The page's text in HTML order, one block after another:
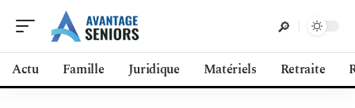
Actu Famille Juridique Matériels Retraite